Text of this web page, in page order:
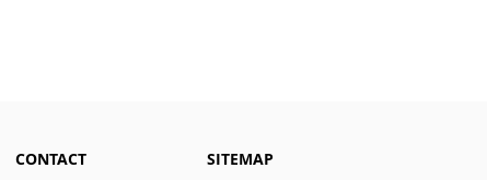
CONTACT SITEMAP